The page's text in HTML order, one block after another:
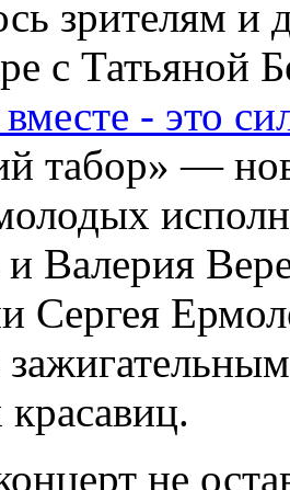
зрителям и
с Татьяной
табор» —
Валерия
Сергея
не